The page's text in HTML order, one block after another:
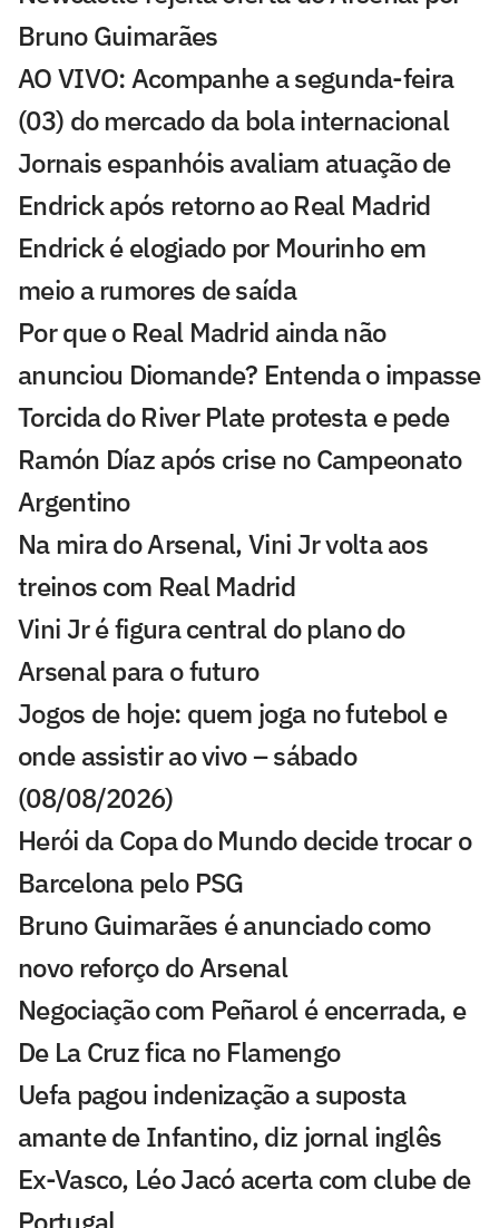
Bruno Guimarães
AO VIVO: Acompanhe a segunda-feira
(03) do mercado da bola internacional
Jornais espanhóis avaliam atuação de
Endrick após retorno ao Real Madrid
Endrick é elogiado por Mourinho em
meio a rumores de saída
Por que o Real Madrid ainda não
anunciou Diomande? Entenda o impasse
Torcida do River Plate protesta e pede
Ramón Díaz após crise no Campeonato
Argentino
Na mira do Arsenal, Vini Jr volta aos
treinos com Real Madrid
Vini Jr é figura central do plano do
Arsenal para o futuro
Jogos de hoje: quem joga no futebol e
onde assistir ao vivo – sábado
(08/08/2026)
Herói da Copa do Mundo decide trocar o
Barcelona pelo PSG
Bruno Guimarães é anunciado como
novo reforço do Arsenal
Negociação com Peñarol é encerrada, e
De La Cruz fica no Flamengo
Uefa pagou indenização a suposta
amante de Infantino, diz jornal inglês
Ex-Vasco, Léo Jacó acerta com clube de